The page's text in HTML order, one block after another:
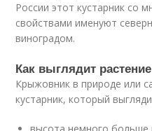
России этот кустарник со
свойствами именуют
виноградом.
Как выглядит растение
Крыжовник в природе или
кустарник, который